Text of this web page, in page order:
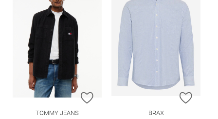
ZUR WUNSCHLISTE HINZUFÜGEN
TOMMY JEANS
ZUR
BRAX